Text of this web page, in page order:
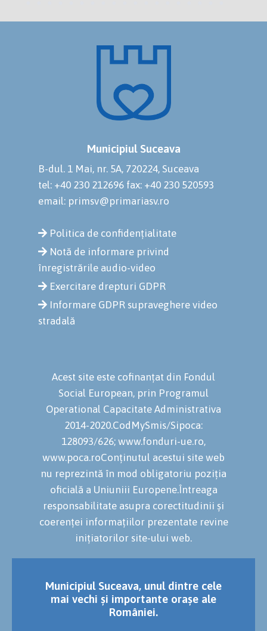
Municipiul Suceava
B-dul. 1 Mai, nr. 5A, 720224, Suceava
tel: +40 230 212696 fax: +40 230 520593
email: primsv@primariasv.ro
Politica de confidențialitate
Notă de informare privind
înregistrările audio-video
Exercitare drepturi GDPR
Informare GDPR supraveghere video
stradală
Acest site este cofinanțat din Fondul
Social European, prin Programul
Operational Capacitate Administrativa
2014-2020.CodMySmis/Sipoca:
128093/626; www.fonduri-ue.ro,
www.poca.roConținutul acestui site web
nu reprezintă în mod obligatoriu poziția
oficială a Uniuniii Europene.Întreaga
responsabilitate asupra corectitudinii și
coerenței informațiilor prezentate revine
inițiatorilor site-ului web.
Municipiul Suceava, unul dintre cele
mai vechi și importante orașe ale
României.